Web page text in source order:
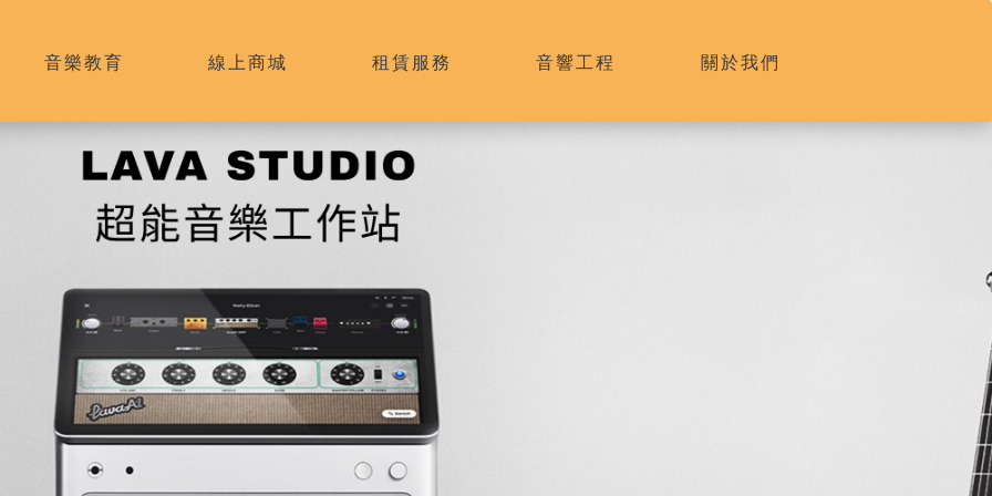
音樂教育 線上商城 租賃服務 音響工程 關於我們